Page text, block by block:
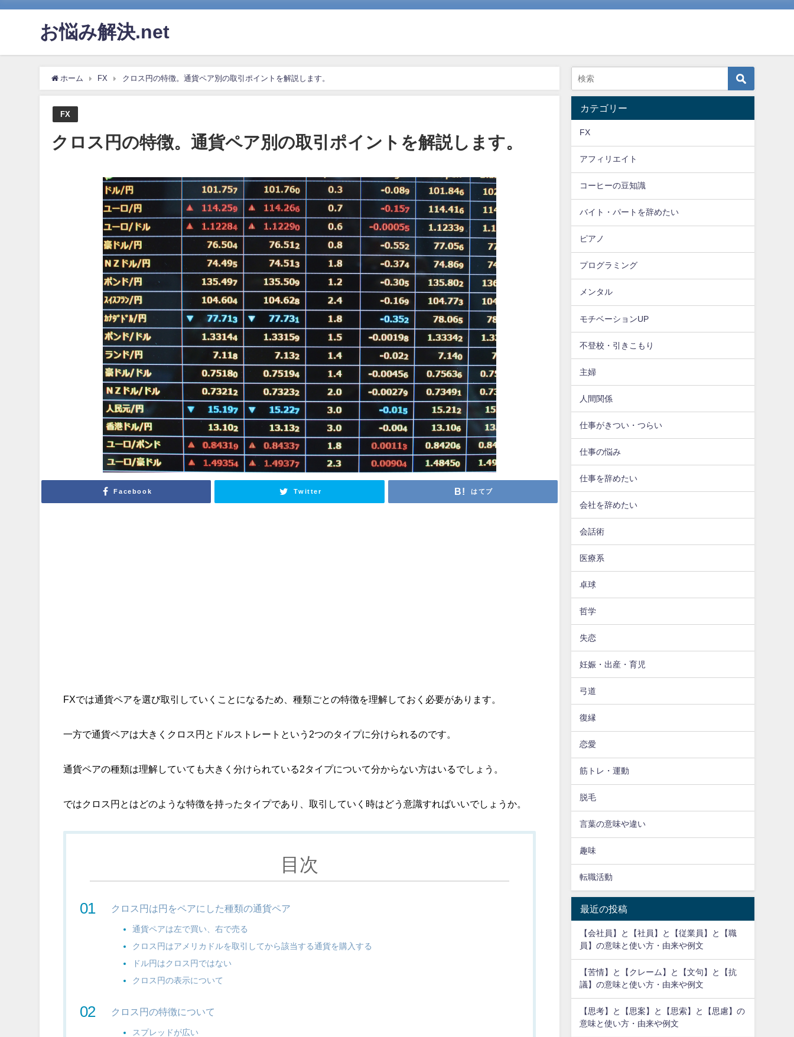
お悩み解決.net
ホーム FX クロス円の特徴。通貨ペア別の取引ポイントを解説します。
FX
クロス円の特徴。通貨ペア別の取引ポイントを解説します。
Facebook Twitter はてブ
FXでは通貨ペアを選び取引していくことになるため、種類ごとの特徴を理解しておく必要があります。
一方で通貨ペアは大きくクロス円とドルストレートという2つのタイプに分けられるのです。
通貨ペアの種類は理解していても大きく分けられている2タイプについて分からない方はいるでしょう。
ではクロス円とはどのような特徴を持ったタイプであり、取引していく時はどう意識すればいいでしょうか。
目次
クロス円は円をペアにした種類の通貨ペア
通貨ペアは左で買い、右で売る
クロス円はアメリカドルを取引してから該当する通貨を購入する
ドル円はクロス円ではない
クロス円の表示について
クロス円の特徴について
スプレッドが広い
カテゴリー
FX
アフィリエイト
コーヒーの豆知識
バイト・パートを辞めたい
ピアノ
プログラミング
メンタル
モチベーションUP
不登校・引きこもり
主婦
人間関係
仕事がきつい・つらい
仕事の悩み
仕事を辞めたい
会社を辞めたい
会話術
医療系
卓球
哲学
失恋
妊娠・出産・育児
弓道
復縁
恋愛
筋トレ・運動
脱毛
言葉の意味や違い
趣味
転職活動
最近の投稿
【会社員】と【社員】と【従業員】と【職
員】の意味と使い方・由来や例文
【苦情】と【クレーム】と【文句】と【抗
議】の意味と使い方・由来や例文
【思考】と【思案】と【思索】と【思慮】の
意味と使い方・由来や例文